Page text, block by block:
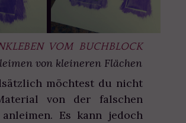
VOM BUCHBLOCK
von kleineren Flächen
möchtest du nicht
von der falschen
Es kann jedoch